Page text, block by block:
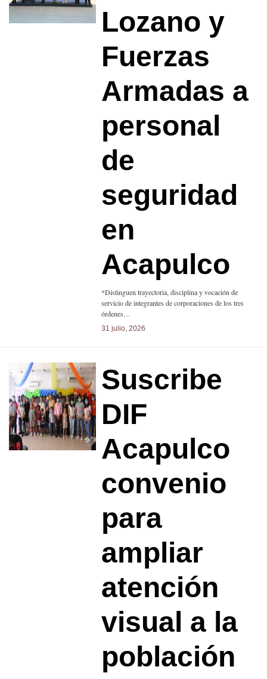
Lozano y
Fuerzas
Armadas a
personal
de
seguridad
en
Acapulco
*Distinguen trayectoria, disciplina y vocación de
servicio de integrantes de corporaciones de los tres
órdenes…
31 julio, 2026
Suscribe
DIF
Acapulco
convenio
para
ampliar
atención
visual a la
población